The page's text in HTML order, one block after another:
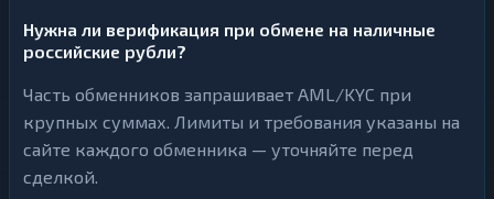
Нужна ли верификация при обмене на наличные
российские рубли?
Часть обменников запрашивает AML/KYC при
крупных суммах. Лимиты и требования указаны на
сайте каждого обменника — уточняйте перед
сделкой.